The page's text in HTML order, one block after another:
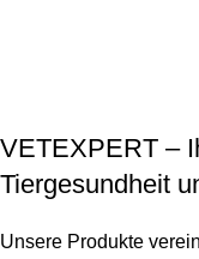
VETEXPERT –
Tiergesundheit
Unsere Produkte